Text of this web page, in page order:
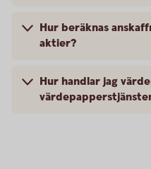
Hur beräknas
aktier?
Hur handlar jag